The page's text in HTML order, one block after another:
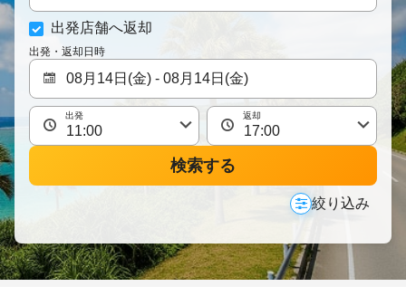
出発店舗へ返却
出発・返却日時
出発 返却
検索する
絞り込み